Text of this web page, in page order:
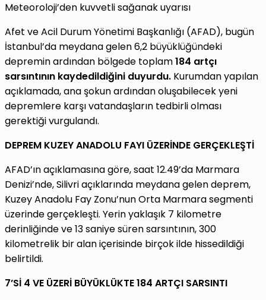
Meteoroloji’den kuvvetli sağanak uyarısı
Afet ve Acil Durum Yönetimi Başkanlığı (AFAD), bugün
İstanbul’da meydana gelen 6,2 büyüklüğündeki
depremin ardından bölgede toplam184 artçı
sarsıntının kaydedildiğini duyurdu. Kurumdan yapılan
açıklamada, ana şokun ardından oluşabilecek yeni
depremlere karşı vatandaşların tedbirli olması
gerektiği vurgulandı.
DEPREM KUZEY ANADOLU FAYI ÜZERİNDE GERÇEKLEŞTİ
AFAD’ın açıklamasına göre, saat 12.49’da Marmara
Denizi’nde, Silivri açıklarında meydana gelen deprem,
Kuzey Anadolu Fay Zonu’nun Orta Marmara segmenti
üzerinde gerçekleşti. Yerin yaklaşık 7 kilometre
derinliğinde ve 13 saniye süren sarsıntının, 300
kilometrelik bir alan içerisinde birçok ilde hissedildiği
belirtildi.
7’Sİ 4 VE ÜZERİ BÜYÜKLÜKTE 184 ARTÇI SARSINTI